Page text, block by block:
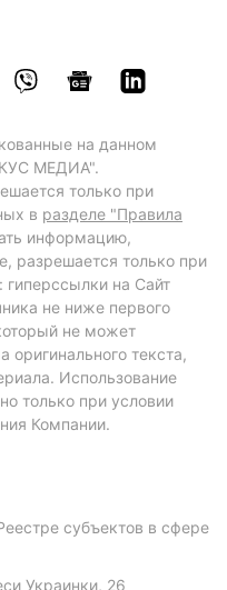
на данном
МЕДИА".
только при
в разделе "Правила
информацию,
разрешается только при
на Сайт
не ниже первого
не может
текста,
Использование
только при условии
Компании.
субъектов в сфере
Украинки, 26